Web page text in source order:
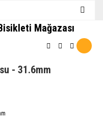
Mağazası
- 31.6mm